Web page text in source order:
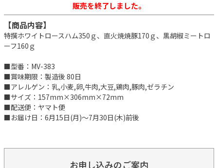
販売を終了しました。
【商品内容】
特撰ホワイトロースハム350ｇ、直火焼焼豚170ｇ、黒胡椒ミートロ
ーフ160ｇ
■型番：MV-383
■賞味期限：製造後 80日
■アレルゲン：乳,小麦,卵,牛肉,大豆,鶏肉,豚肉,ゼラチン
■サイズ：157mm×306mm×72mm
■配送便：ヤマト便
■お届け日：6月15日(月)～7月30日(木)前後
お申し込みのご案内